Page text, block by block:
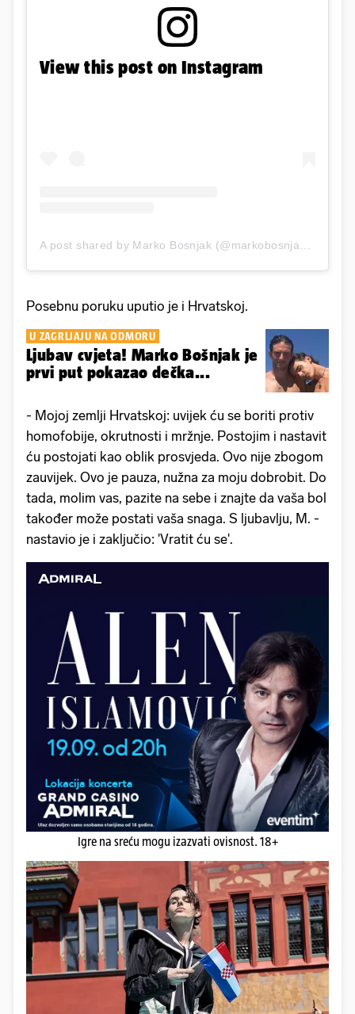
View this post on Instagram
Posebnu poruku uputio je i Hrvatskoj.
U ZAGRLJAJU NA ODMORU
Ljubav cvjeta! Marko Bošnjak je
prvi put pokazao dečka...
- Mojoj zemlji Hrvatskoj: uvijek ću se boriti protiv
homofobije, okrutnosti i mržnje. Postojim i nastavit
ću postojati kao oblik prosvjeda. Ovo nije zbogom
zauvijek. Ovo je pauza, nužna za moju dobrobit. Do
tada, molim vas, pazite na sebe i znajte da vaša bol
također može postati vaša snaga. S ljubavlju, M. -
nastavio je i zaključio: 'Vratit ću se'.
Igre na sreću mogu izazvati ovisnost. 18+